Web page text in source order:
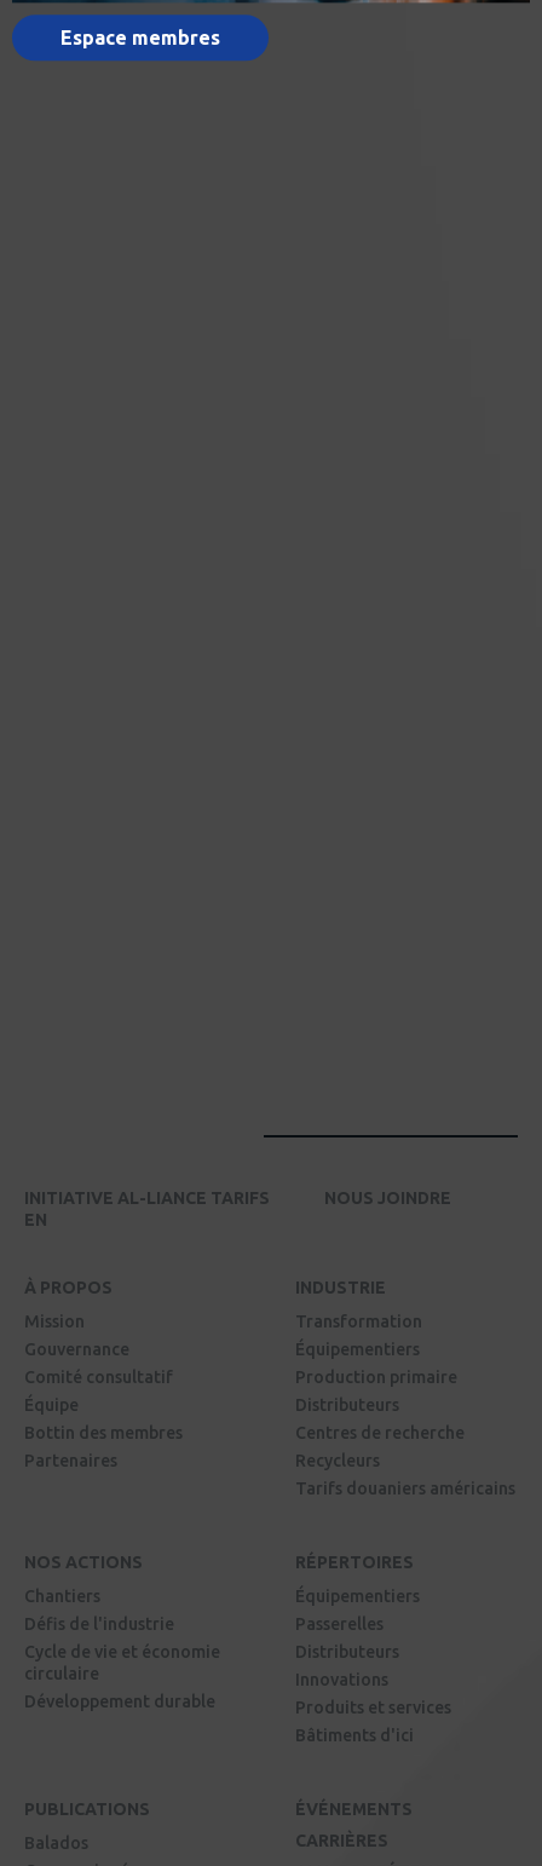
Espace membres
INITIATIVE AL-LIANCE TARIFS
NOUS JOINDRE
EN
À PROPOS
Mission
Gouvernance
Comité consultatif
Équipe
Bottin des membres
Partenaires
INDUSTRIE
Transformation
Équipementiers
Production primaire
Distributeurs
Centres de recherche
Recycleurs
Tarifs douaniers américains
NOS ACTIONS
Chantiers
Défis de l'industrie
Cycle de vie et économie
circulaire
Développement durable
RÉPERTOIRES
Équipementiers
Passerelles
Distributeurs
Innovations
Produits et services
Bâtiments d'ici
PUBLICATIONS
Balados
ÉVÉNEMENTS
CARRIÈRES